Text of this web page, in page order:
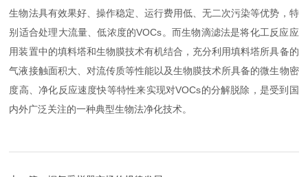
生物法具有效果好、操作稳定、运行费用低、无二次污染等优势，特
别适合处理大流量、低浓度的VOCs。而生物滴滤法是将化工反应应
用装置中的填料塔和生物膜技术有机结合，充分利用填料塔所具备的
气液接触面积大、对流传质等性能以及生物膜技术所具备的微生物密
度高、净化反应速度快等特性来实现对VOCs的分解脱除，是受到国
内外广泛关注的一种典型生物法净化技术。